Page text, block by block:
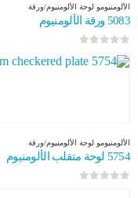
الألومنيومو لوحة الألومنيوم/ورقة
5083 ورقة الألومنيوم
الألومنيومو لوحة الألومنيوم/ورقة
5754 لوحة متقلب الألومنيوم